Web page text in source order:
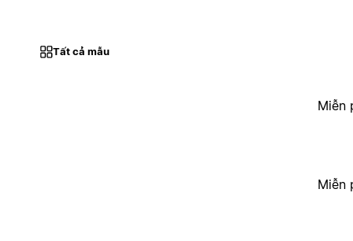
Tất cả mẫu
Miễn
Miễn